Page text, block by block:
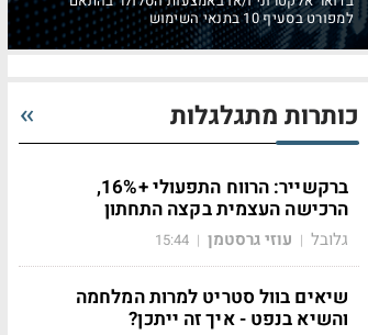
למפורט בסעיף 10 בתנאי השימוש
כותרות מתגלגלות
ברקשייר: הרווח התפעולי +16%,
הרכישה העצמית בקצה התחתון
גלובל | עוזי גרסטמן |
15:44
שיאים בוול סטריט למרות המלחמה
והשיא בנפט - איך זה ייתכן?